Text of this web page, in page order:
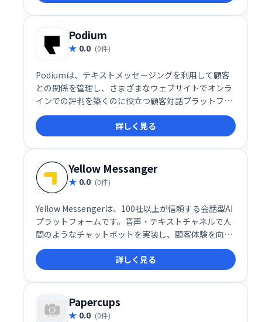
Podium
0.0 (0件)
Podiumは、テキストメッセージングを利用して顧客
との関係を管理し、さまざまなウェブサイトでオンラ
インでの評判を築くのに役立つ顧客対話プラットフォ
ームです。
詳しく見る
Yellow Messanger
0.0 (0件)
Yellow Messengerは、100社以上が信頼する会話型AI
プラットフォームです。音声・テキストチャネルで人
間のようなチャットボットを実装し、顧客体験を向上
させます。強力なNLPエンジン、感情分析、90以上の
言語対応など、高度な機能を備え、コンタクトセンタ
ーの自動化にも貢献します。エンドツーエンドの会話
設計で、スムーズなコミュニケーションを実現しま
す。
詳しく見る
Papercups
0.0 (0件)